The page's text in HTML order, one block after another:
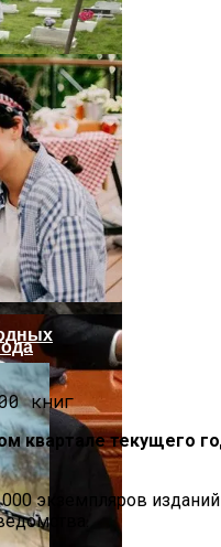
квартале текущего
экземпляров